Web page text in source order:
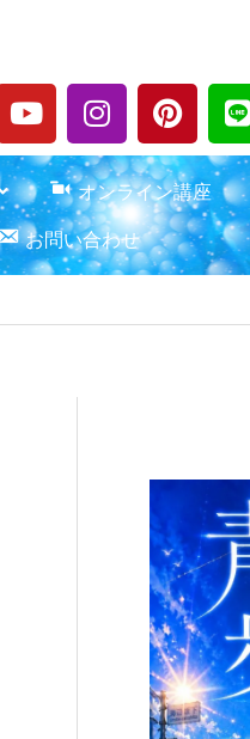
Y
o
u
t
u
b
e
I
n
s
t
a
g
r
m
P
i
n
t
e
r
e
t
L
i
オンライン講座
お問い合わせ